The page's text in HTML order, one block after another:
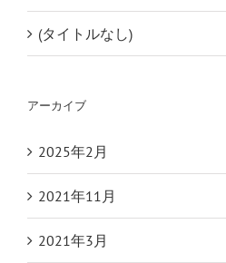
(タイトルなし)
アーカイブ
2025年2月
2021年11月
2021年3月